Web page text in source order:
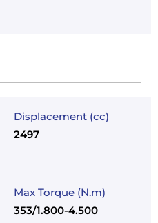
Displacement (cc)
2497
Max Torque (N.m)
353/1.800-4.500